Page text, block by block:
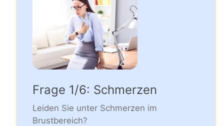
Frage 1/6: Schmerzen
Leiden Sie unter Schmerzen im
Brustbereich?